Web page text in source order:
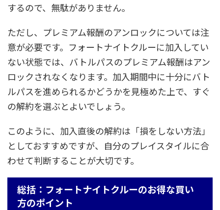
するので、無駄がありません。
ただし、プレミアム報酬のアンロックについては注
意が必要です。フォートナイトクルーに加入してい
ない状態では、バトルパスのプレミアム報酬はアン
ロックされなくなります。加入期間中に十分にバト
ルパスを進められるかどうかを見極めた上で、すぐ
の解約を選ぶとよいでしょう。
このように、加入直後の解約は「損をしない方法」
としておすすめですが、自分のプレイスタイルに合
わせて判断することが大切です。
総括：フォートナイトクルーのお得な買い
方のポイント